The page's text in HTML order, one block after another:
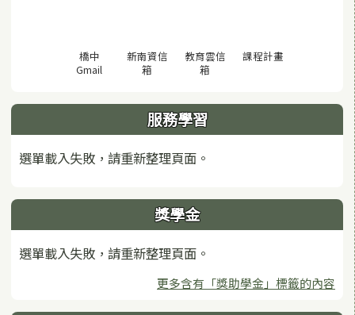
橋中
Gmail (另開視窗)
新南資信
箱
教育雲信
箱
課程計畫(另開視窗)
服務學習
選單載入失敗，請重新整理頁面。
獎學金
選單載入失敗，請重新整理頁面。
更多含有「獎助學金」標籤的內容